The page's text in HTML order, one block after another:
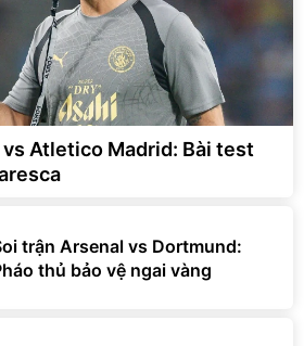
Atletico Madrid: Bài test
trận Arsenal vs Dortmund:
thủ bảo vệ ngai vàng